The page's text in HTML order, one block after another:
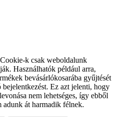
k csak weboldalunk
Használhatók például arra,
bevásárlókosarába gyűjtését
Ez azt jelenti, hogy
nem lehetséges, így ebből
adunk át harmadik félnek.